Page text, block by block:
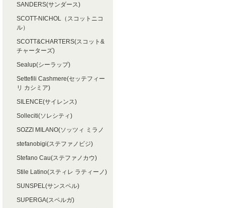
SANDERS(サンダース)
SCOTT-NICHOL（スコットニコ
ル）
SCOTT&CHARTERS(スコット&
チャーターズ)
Sealup(シーラップ)
Settefili Cashmere(セッテフィー
リ カシミア)
SILENCE(サイレンス)
Solleciti(ソレシティ)
SOZZI MILANO(ソッツィ ミラノ
stefanobigi(ステファノビジ)
Stefano Cau(ステファノカウ)
Stile Latino(スティレ ラティーノ)
SUNSPEL(サンスペル)
SUPERGA(スペルガ)